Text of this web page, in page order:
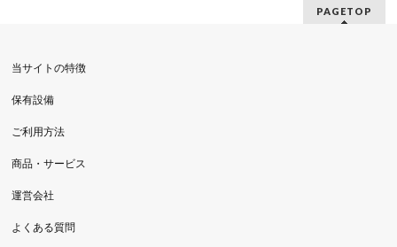
PAGETOP
当サイトの特徴
保有設備
ご利用方法
商品・サービス
運営会社
よくある質問